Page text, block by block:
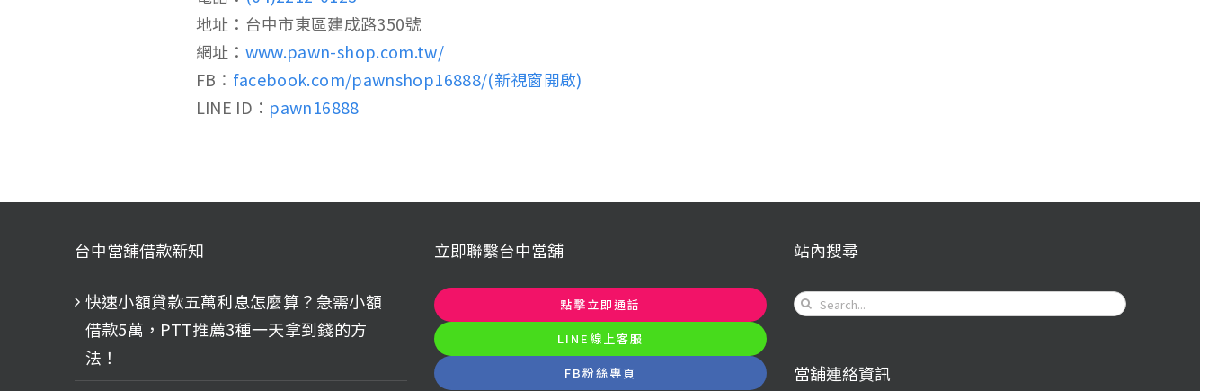
地址：台中市東區建成路350號
網址： www.pawn-shop.com.tw/
FB： facebook.com/pawnshop16888/(新視窗開啟)
LINE ID： pawn16888
台中當舖借款新知
快速小額貸款五萬利息怎麼算？急需小額
借款5萬，PTT推薦3種一天拿到錢的方
法！
立即聯繫台中當舖
點擊立即通話
LINE線上客服
FB粉絲專頁
站內搜尋
Search
當舖連絡資訊